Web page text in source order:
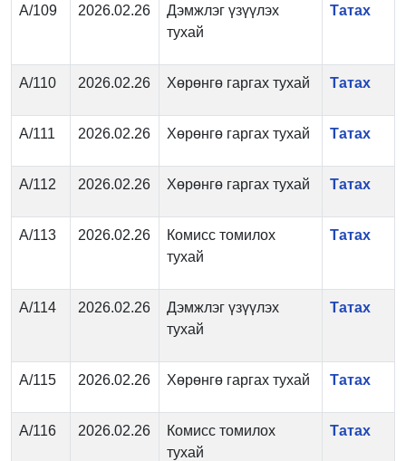
А/109 2026.02.26
Дэмжлэг үзүүлэх
тухай
Татах
А/110 2026.02.26 Хөрөнгө гаргах тухай Татах
А/111 2026.02.26 Хөрөнгө гаргах тухай Татах
А/112 2026.02.26 Хөрөнгө гаргах тухай Татах
А/113 2026.02.26
Комисс томилох
тухай
Татах
А/114 2026.02.26
Дэмжлэг үзүүлэх
тухай
Татах
А/115 2026.02.26 Хөрөнгө гаргах тухай Татах
А/116 2026.02.26
Комисс томилох
тухай
Татах